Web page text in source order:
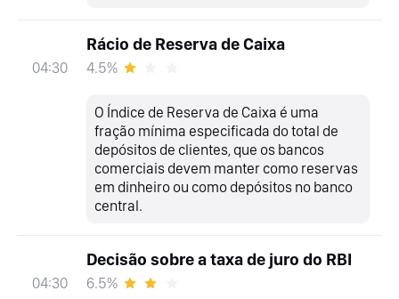
04:30
Rácio de Reserva de Caixa
4.5%
O Índice de Reserva de Caixa é uma
fração mínima especificada do total de
depósitos de clientes, que os bancos
comerciais devem manter como reservas
em dinheiro ou como depósitos no banco
central.
04:30
Decisão sobre a taxa de juro do RBI
6.5%